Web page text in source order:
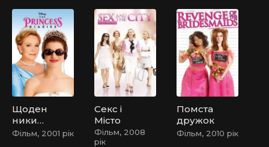
Щоден
ники
принц
Фільм, 2001 рік
Секс і
Місто
Фільм, 2008
рік
Помста
дружок
Фільм, 2010 рік